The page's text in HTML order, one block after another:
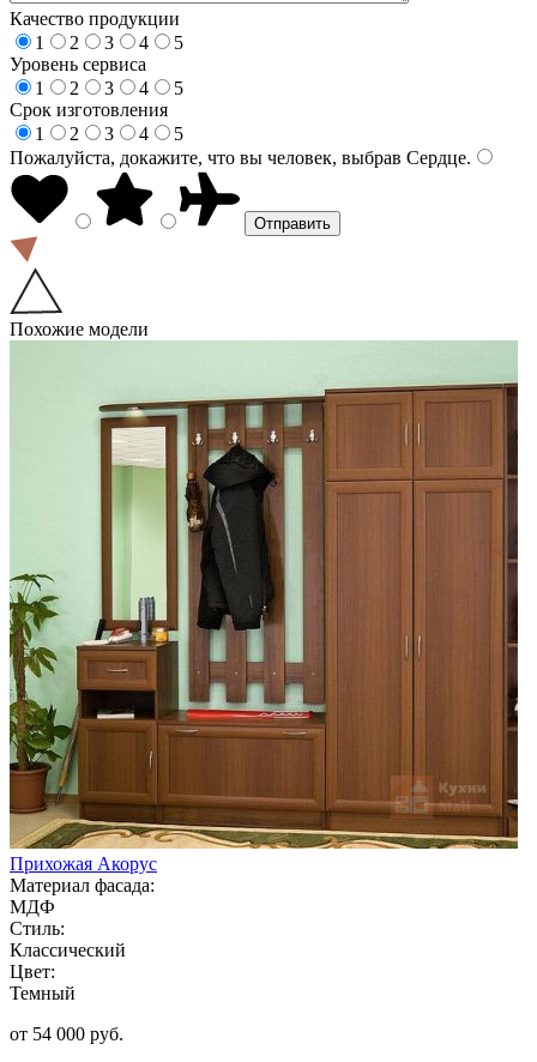
Качество продукции
1
2 3 4
5
Уровень сервиса
1
2 3 4
5
Срок изготовления
1
2 3 4
5
Пожалуйста, докажите, что вы человек, выбрав Сердце.
Похожие модели
Прихожая Акорус
Материал фасада:
МДФ
Стиль:
Классический
Цвет:
Темный
от 54 000 руб.